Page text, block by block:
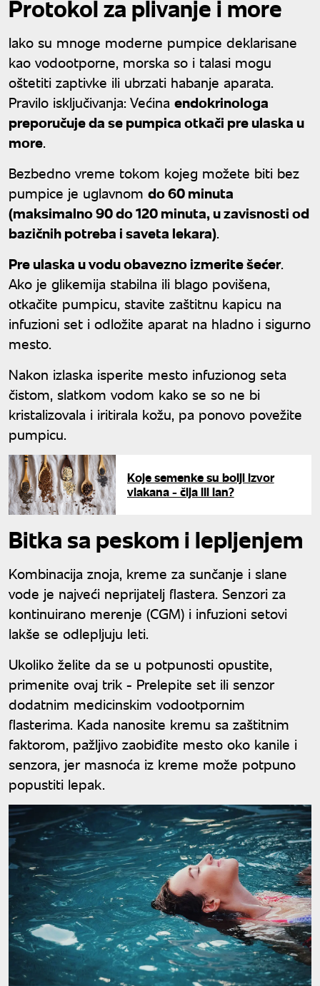
Protokol za plivanje i more
Iako su mnoge moderne pumpice deklarisane
kao vodootporne, morska so i talasi mogu
oštetiti zaptivke ili ubrzati habanje aparata.
Pravilo isključivanja: Većina endokrinologa
preporučuje da se pumpica otkači pre ulaska u
more.
Bezbedno vreme tokom kojeg možete biti bez
pumpice je uglavnom do 60 minuta
(maksimalno 90 do 120 minuta, u zavisnosti od
bazičnih potreba i saveta lekara).
Pre ulaska u vodu obavezno izmerite šećer.
Ako je glikemija stabilna ili blago povišena,
otkačite pumpicu, stavite zaštitnu kapicu na
infuzioni set i odložite aparat na hladno i sigurno
mesto.
Nakon izlaska isperite mesto infuzionog seta
čistom, slatkom vodom kako se so ne bi
kristalizovala i iritirala kožu, pa ponovo povežite
pumpicu.
Koje semenke su bolji izvor
vlakana - čija ili lan?
Bitka sa peskom i lepljenjem
Kombinacija znoja, kreme za sunčanje i slane
vode je najveći neprijatelj flastera. Senzori za
kontinuirano merenje (CGM) i infuzioni setovi
lakše se odlepljuju leti.
Ukoliko želite da se u potpunosti opustite,
primenite ovaj trik - Prelepite set ili senzor
dodatnim medicinskim vodootpornim
flasterima. Kada nanosite kremu sa zaštitnim
faktorom, pažljivo zaobiđite mesto oko kanile i
senzora, jer masnoća iz kreme može potpuno
popustiti lepak.